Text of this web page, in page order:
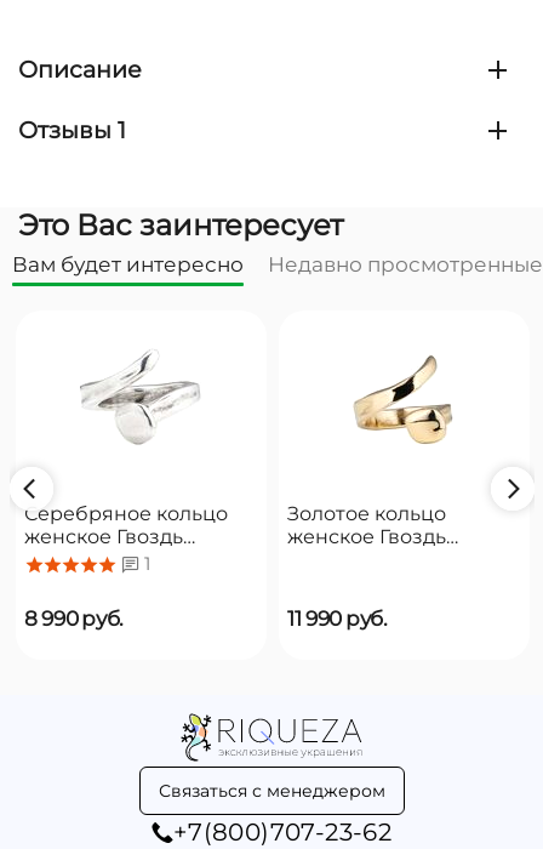
Описание
Отзывы 1
Это Вас заинтересует
Вам будет интересно Недавно просмотренные
Серебряное кольцо
женское Гвоздь
UNOde50 B121
8 990руб.
Золотое кольцо
женское Гвоздь
11 990 руб.
Связаться с менеджером
+7(800)707-23-62